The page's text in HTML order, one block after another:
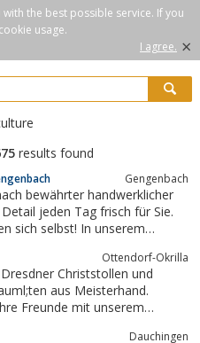
the best possible service. If you
usage.
I agree. ×
results found
Gengenbach
bewährter handwerklicher
jeden Tag frisch für Sie.
sich selbst! In unserem
Ottendorf-Okrilla
Christstollen und
aus Meisterhand.
Freunde mit unserem
Dauchingen